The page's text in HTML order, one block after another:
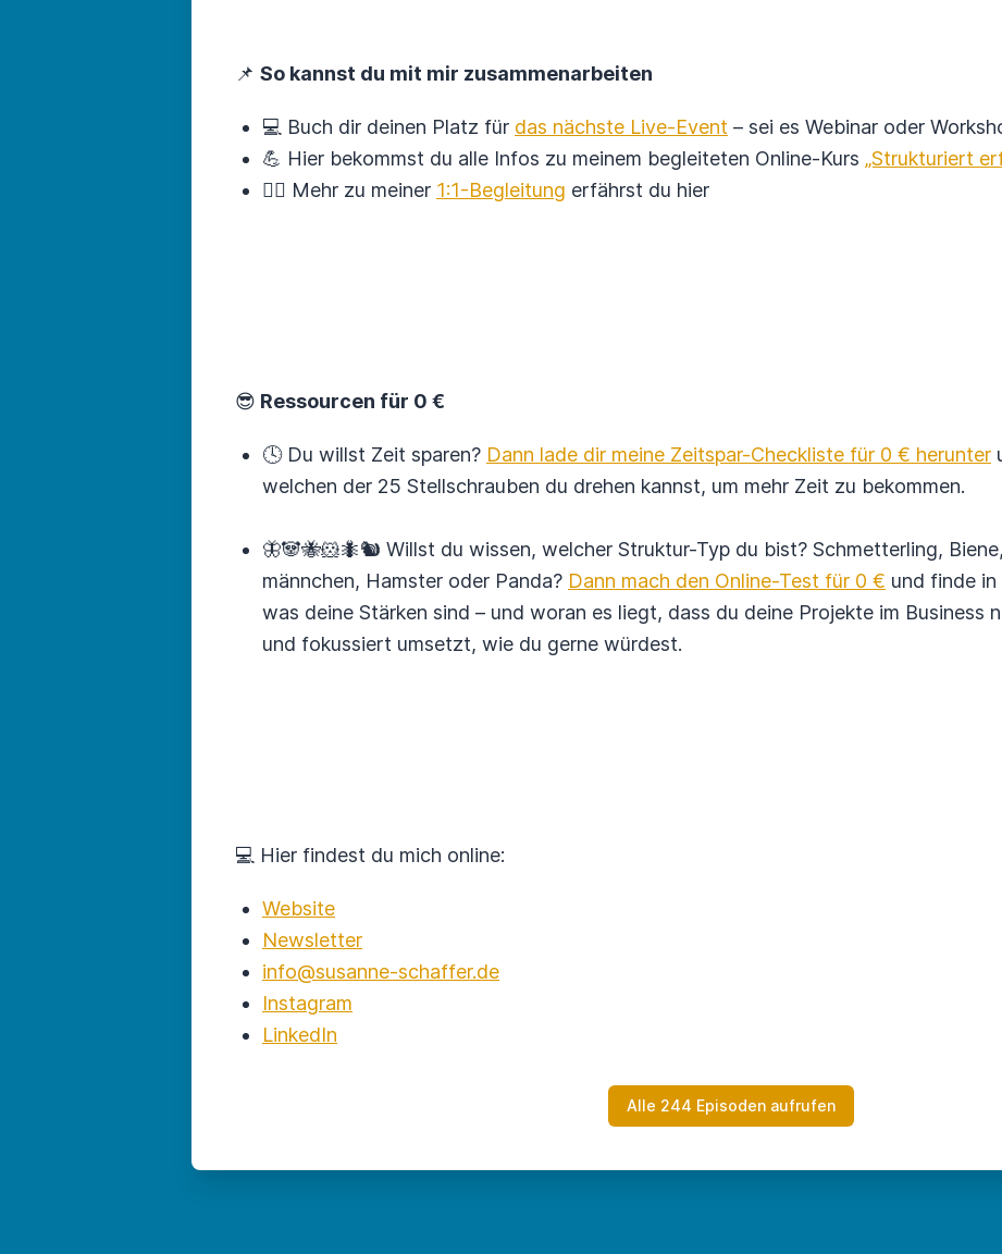
📌 So kannst du mit mir zusammenarbeiten
💻 Buch dir deinen Platz für das nächste Live-Event – sei es Webinar oder
💪 Hier bekommst du alle Infos zu meinem begleiteten Online-Kurs „Strukturiert
🙋‍♀️ Mehr zu meiner 1:1-Begleitung erfährst du hier
😎 Ressourcen für 0 €
🕓 Du willst Zeit sparen? Dann lade dir meine Zeitspar-Checkliste für 0 € herunter
welchen der 25 Stellschrauben du drehen kannst, um mehr Zeit zu bekommen.
🦋🐼🐝🐹🐜🐿 Willst du wissen, welcher Struktur-Typ du bist? Schmetter­ling,
männchen, Hamster oder Panda? Dann mach den Online-Test für 0 € und finde
was deine Stärken sind – und woran es liegt, dass du deine Projekte im Business
und fokus­siert umsetzt, wie du gerne würdest.
💻 Hier findest du mich online:
Website
Newsletter
info@susanne-schaffer.de
Instagram
LinkedIn
Alle 244 Episoden aufrufen